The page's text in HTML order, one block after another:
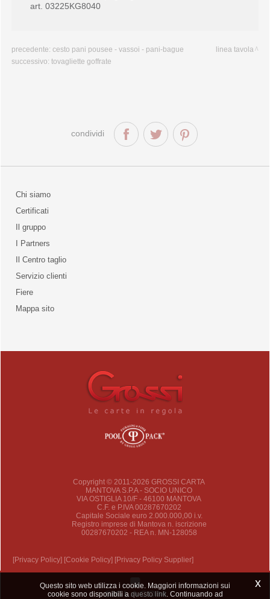
art. 03225KG8040
precedente: cesto pani pousee - vassoi - pani-bague
successivo: tovagliette goffrate
linea tavola
condividi
Chi siamo
qualità
Certificati
Il gruppo
I Partners
Il Centro taglio
Servizio clienti
Fiere
Mappa sito
Copyright © 2011-2026 GROSSI CARTA
MANTOVA S.P.A - SOCIO UNICO
VIA OSTIGLIA 10/F - 46100 MANTOVA
C.F. e P.IVA 00287670202
Capitale Sociale euro 2.000.000,00 i.v.
Registro imprese di Mantova n. iscrizione
00287670202 - REA n. MN-128058
x
Questo sito web utilizza i cookie. Maggiori informazioni sui
cookie sono disponibili a questo link. Continuando ad
[Privacy Policy] [Cookie Policy] [Privacy Policy Supplier]